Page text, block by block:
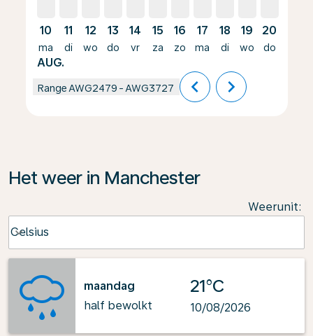
10
ma
AUG.
11
di
12
wo
13
do
14
vr
15
za
16
zo
17
ma
18
di
19
wo
20
do
Range AWG2479 - AWG3727 chevron_left chevron_right
Het weer in Manchester
Weerunit:
Celsius
keyboard_arrow_down
maandag
half bewolkt
21°C
10/08/2026